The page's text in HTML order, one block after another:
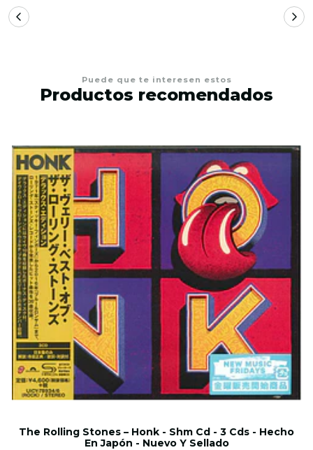
Puede que te interesen estos
Productos recomendados
The Rolling Stones – Honk - Shm Cd - 3 Cds - Hecho
En Japón - Nuevo Y Sellado